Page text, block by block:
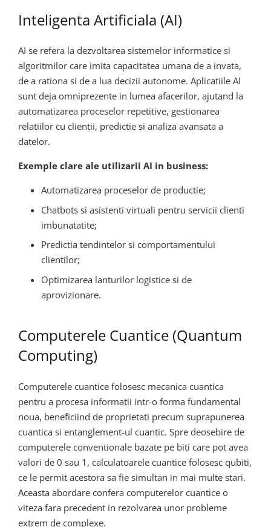
Inteligenta Artificiala (AI)
AI se refera la dezvoltarea sistemelor informatice si
algoritmilor care imita capacitatea umana de a invata,
de a rationa si de a lua decizii autonome. Aplicatiile AI
sunt deja omniprezente in lumea afacerilor, ajutand la
automatizarea proceselor repetitive, gestionarea
relatiilor cu clientii, predictie si analiza avansata a
datelor.
Exemple clare ale utilizarii AI in business:
Automatizarea proceselor de productie;
Chatbots si asistenti virtuali pentru servicii clienti
imbunatatite;
Predictia tendintelor si comportamentului
clientilor;
Optimizarea lanturilor logistice si de
aprovizionare.
Computerele Cuantice (Quantum
Computing)
Computerele cuantice folosesc mecanica cuantica
pentru a procesa informatii intr-o forma fundamental
noua, beneficiind de proprietati precum suprapunerea
cuantica si entanglement-ul cuantic. Spre deosebire de
computerele conventionale bazate pe biti care pot avea
valori de 0 sau 1, calculatoarele cuantice folosesc qubiti,
ce le permit acestora sa fie simultan in mai multe stari.
Aceasta abordare confera computerelor cuantice o
viteza fara precedent in rezolvarea unor probleme
extrem de complexe.